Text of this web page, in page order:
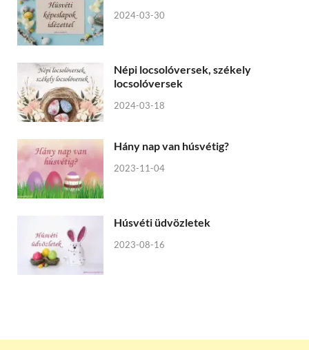
2024-03-30
Népi locsolóversek, székely
locsolóversek
2024-03-18
Hány nap van húsvétig?
2023-11-04
Húsvéti üdvözletek
2023-08-16